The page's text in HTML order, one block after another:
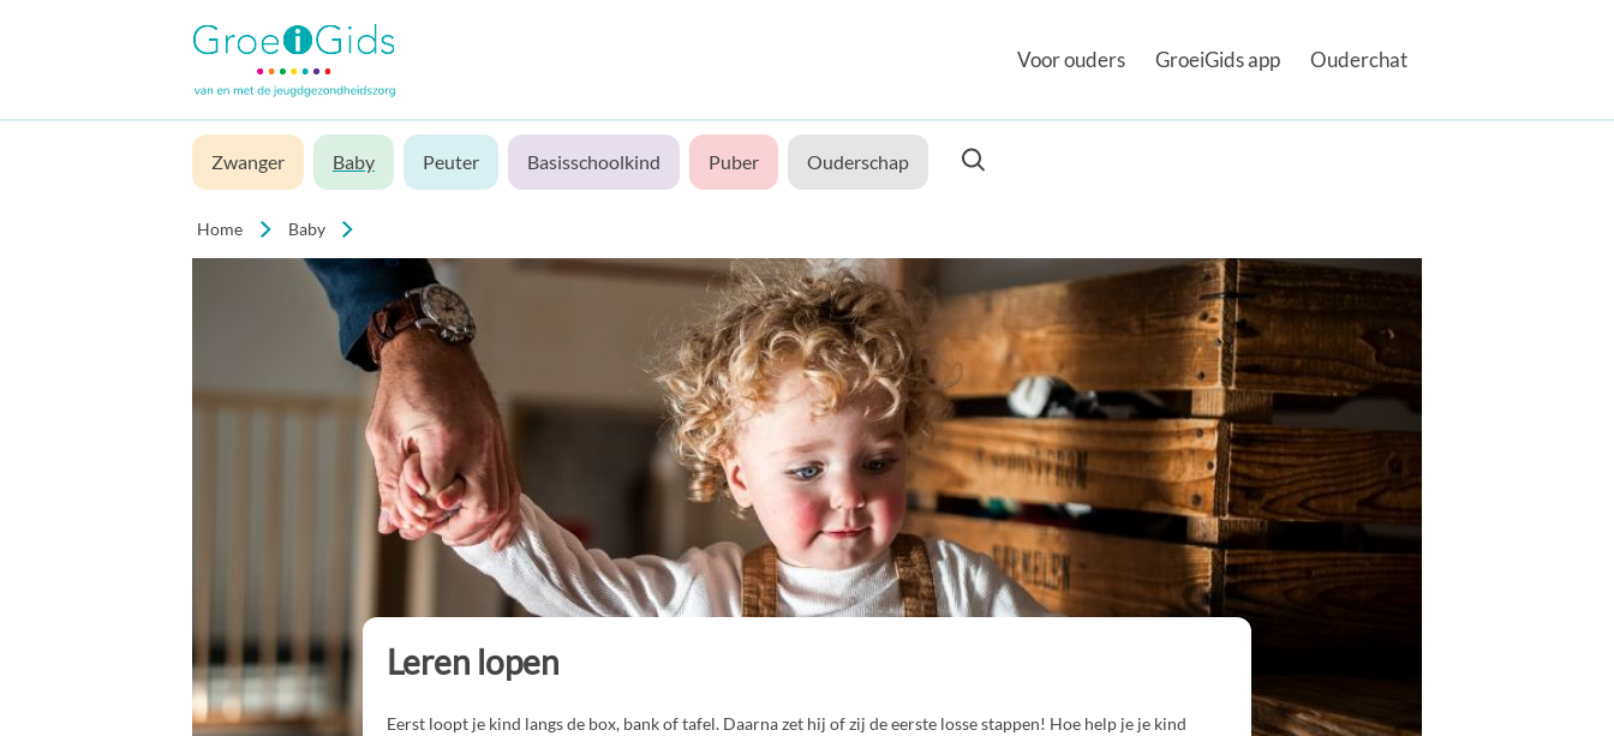
Voor ouders GroeiGids app Ouderchat
Zwanger Baby Peuter Basisschoolkind Puber Ouderschap
Home Baby
Leren lopen
Eerst loopt je kind langs de box, bank of tafel. Daarna zet hij of zij de eerste losse stappen! Hoe help je je kind